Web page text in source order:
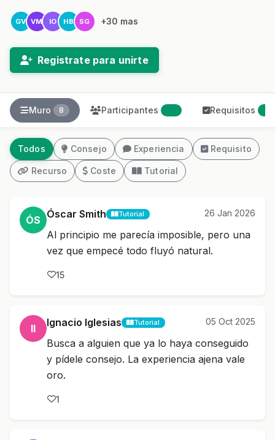
GV VM IO HB SG +30 mas
Registrate para unirte
Muro 8 Participantes Requisitos
Todos Consejo Experiencia Requisito
Recurso Coste Tutorial
ÓS Óscar Smith Tutorial 26 Jan 2026
Al principio me parecía imposible, pero una
vez que empecé todo fluyó natural.
15
II Ignacio Iglesias Tutorial 05 Oct 2025
Busca a alguien que ya lo haya conseguido
y pídele consejo. La experiencia ajena vale
oro.
1